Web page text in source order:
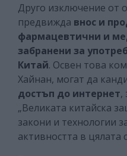
Друго изключение от
предвижда внос и
фармацевтични и
забранени за
Китай. Освен това
Хайнан, могат да
достъп до интернет,
„Великата китайска
закони и технологии
активността в цялата